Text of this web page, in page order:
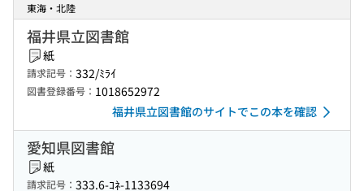
東海・北陸
福井県立図書館
紙
請求記号： 332/ﾐﾗｲ
図書登録番号： 1018652972
福井県立図書館のサイトでこの本を確認
愛知県図書館
紙
請求記号： 333.6-ｺﾈ-1133694